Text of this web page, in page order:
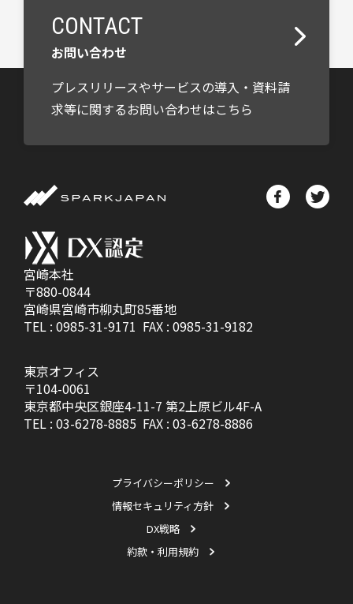
CONTACT
お問い合わせ
プレスリリースやサービスの導入・資料請
求等に関するお問い合わせはこちら
宮崎本社
〒880-0844
宮崎県宮崎市柳丸町85番地
TEL : 0985-31-9171 FAX : 0985-31-9182
東京オフィス
〒104-0061
東京都中央区銀座4-11-7 第2上原ビル4F-A
TEL : 03-6278-8885 FAX : 03-6278-8886
プライバシーポリシー
情報セキュリティ方針
DX戦略
約款・利用規約